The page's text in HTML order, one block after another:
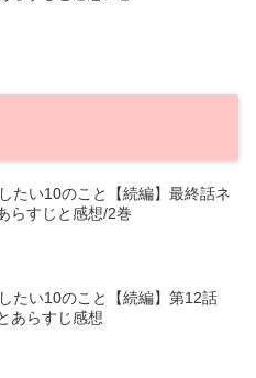
たい10のこと【続編】最終話ネ
らすじと感想/2巻
たい10のこと【続編】第12話
あらすじ感想